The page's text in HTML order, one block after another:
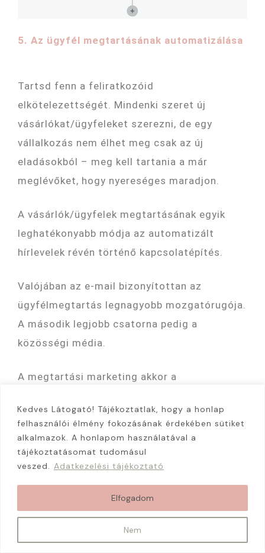
Kedves Látogató! Tájékoztatlak, hogy a honlap
felhasználói élmény fokozásának érdekében sütiket
alkalmazok. A honlapom használatával a
tájékoztatásomat tudomásul
veszed.
Adatkezelési tájékoztató
Nem
Elfogadom
5. Az ügyfél megtartásának automatizálása
Tartsd fenn a feliratkozóid
elkötelezettségét. Mindenki szeret új
vásárlókat/ügyfeleket szerezni, de egy
vállalkozás nem élhet meg csak az új
eladásokból – meg kell tartania a már
meglévőket, hogy nyereséges maradjon.
A vásárlók/ügyfelek megtartásának egyik
leghatékonyabb módja az automatizált
hírlevelek révén történő kapcsolatépítés.
Valójában az e-mail bizonyítottan az
ügyfélmegtartás legnagyobb mozgatórugója.
A második legjobb csatorna pedig a
közösségi média.
A megtartási marketing akkor a
nyújtani, hogy fenn is tartja a feliratkozók
elkötelezettségét. Az automatizált e-mailek
kulcsfontosságú szerepet játszanak a
megtartási kampányokban.
Olyan triggerek beállításával, amik a vásárló/
pontjain küldenek e-maileket, több ezer